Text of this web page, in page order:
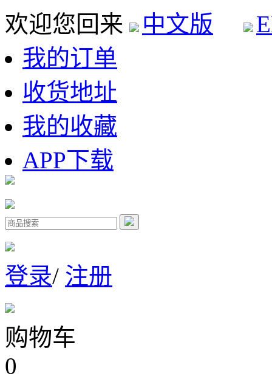
欢迎您回来 中文版
我的订单
收货地址
我的收藏
APP下载
登录/ 注册
购物车
0